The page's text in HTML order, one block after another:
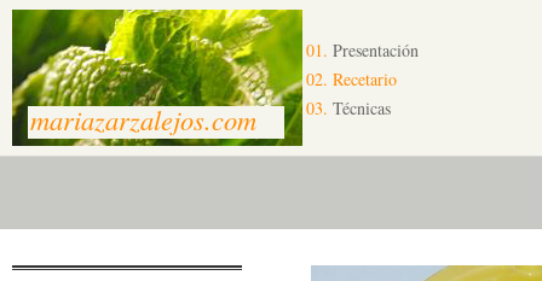
mariazarzalejos.com
01. Presentación
02. Recetario
03. Técnicas